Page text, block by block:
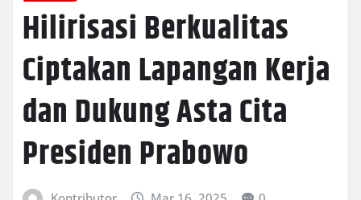
Hilirisasi Berkualitas
Ciptakan Lapangan Kerja
dan Dukung Asta Cita
Presiden Prabowo